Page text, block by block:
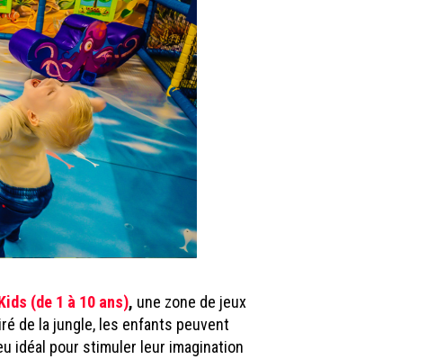
(de 1 à 10 ans), une zone de jeux
de la jungle, les enfants peuvent
idéal pour stimuler leur imagination